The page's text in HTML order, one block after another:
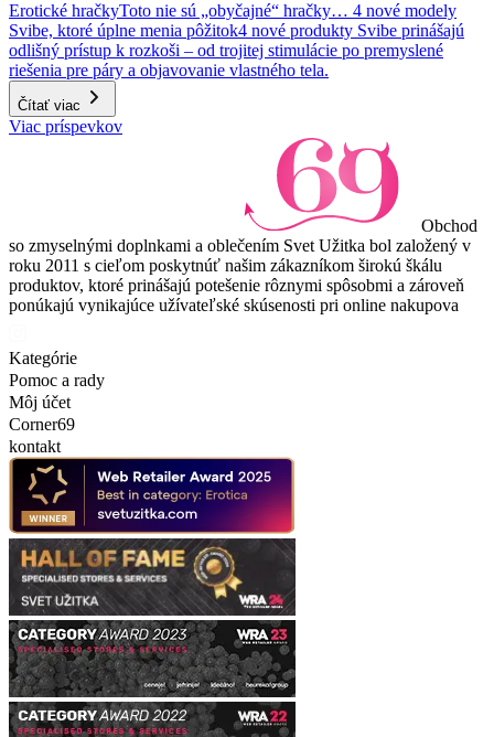
Erotické hračkyToto nie sú „obyčajné“ hračky… 4 nové modely
Svibe, ktoré úplne menia pôžitok4 nové produkty Svibe prinášajú
odlišný prístup k rozkoši – od trojitej stimulácie po premyslené
riešenia pre páry a objavovanie vlastného tela.
Čítať viac
Viac príspevkov
Obchod
so zmyselnými doplnkami a oblečením Svet Užitka bol založený v
roku 2011 s cieľom poskytnúť našim zákazníkom širokú škálu
produktov, ktoré prinášajú potešenie rôznymi spôsobmi a zároveň
ponúkajú vynikajúce užívateľské skúsenosti pri online nakupova
Kategórie
Pomoc a rady
Môj účet
Corner69
kontakt